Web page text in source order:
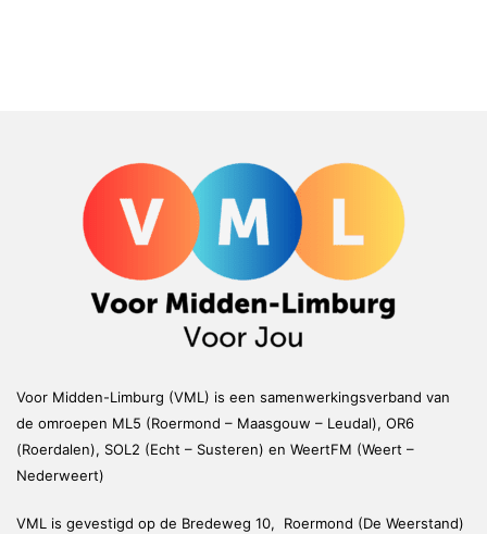
Voor Midden-Limburg (VML) is een samenwerkingsverband van
de omroepen ML5 (Roermond – Maasgouw – Leudal), OR6
(Roerdalen), SOL2 (Echt – Susteren) en WeertFM (Weert –
Nederweert)
VML is gevestigd op de Bredeweg 10, Roermond (De Weerstand)